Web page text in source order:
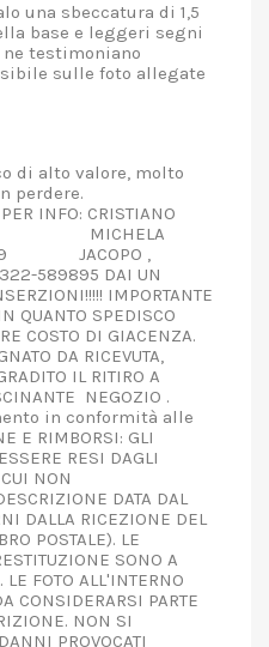
una sbeccatura di 1,5
base e leggeri segni
testimoniano
sulle foto allegate
di alto valore, molto
perdere.
INFO: CRISTIANO
MICHELA
JACOPO ,
589895 DAI UN
IMPORTANTE
QUANTO SPEDISCO
COSTO DI GIACENZA.
DA RICEVUTA,
IL RITIRO A
NEGOZIO .
in conformità alle
E RIMBORSI: GLI
RESI DAGLI
NON
DATA DAL
DALLA RICEZIONE DEL
POSTALE). LE
SONO A
LE FOTO ALL'INTERNO
CONSIDERARSI PARTE
NON SI
PROVOCATI